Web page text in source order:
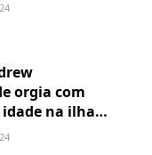
orgia com
na ilha
chefe de